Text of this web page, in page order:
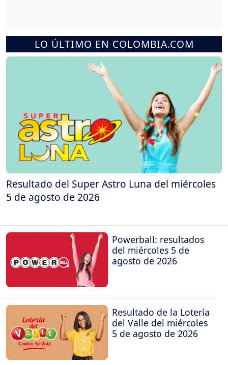
LO ÚLTIMO EN COLOMBIA.COM
Resultado del Super Astro Luna del miércoles
5 de agosto de 2026
Powerball: resultados
del miércoles 5 de
agosto de 2026
Resultado de la Lotería
del Valle del miércoles
5 de agosto de 2026